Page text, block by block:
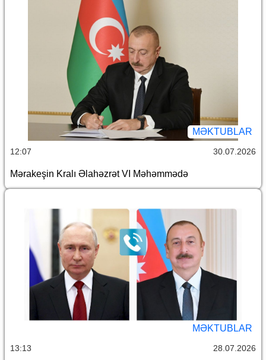
MƏKTUBLAR
12:07 30.07.2026
Mərakeşin Kralı Əlahəzrət VI Məhəmmədə
MƏKTUBLAR
13:13 28.07.2026